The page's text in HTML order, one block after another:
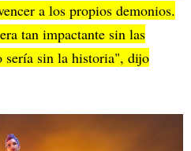
a los propios demonios.
tan impactante sin las
sería sin la historia", dijo